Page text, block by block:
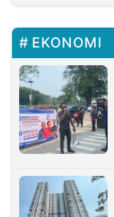
EKONOMI